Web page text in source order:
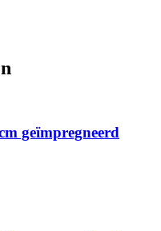
geïmpregneerd